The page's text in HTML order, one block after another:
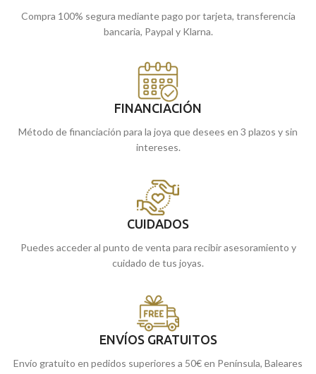
Compra 100% segura mediante pago por tarjeta, transferencia
bancaria, Paypal y Klarna.
FINANCIACIÓN
Método de financiación para la joya que desees en 3 plazos y sin
intereses.
CUIDADOS
Puedes acceder al punto de venta para recibir asesoramiento y
cuidado de tus joyas.
ENVÍOS GRATUITOS
Envío gratuito en pedidos superiores a 50€ en Península, Baleares